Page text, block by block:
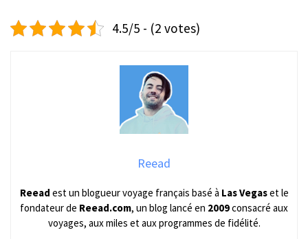
4.5/5 - (2 votes)
Reead
Reead est un blogueur voyage français basé à Las Vegaset le
fondateur de Reead.com, un blog lancé en 2009consacré aux
voyages, aux miles et aux programmes de fidélité.